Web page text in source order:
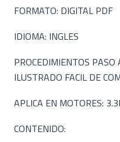
FORMATO: DIGITAL PDF
IDIOMA: INGLES
PROCEDIMIENTOS
ILUSTRADO FACIL DE
APLICA EN MOTORES:
CONTENIDO: